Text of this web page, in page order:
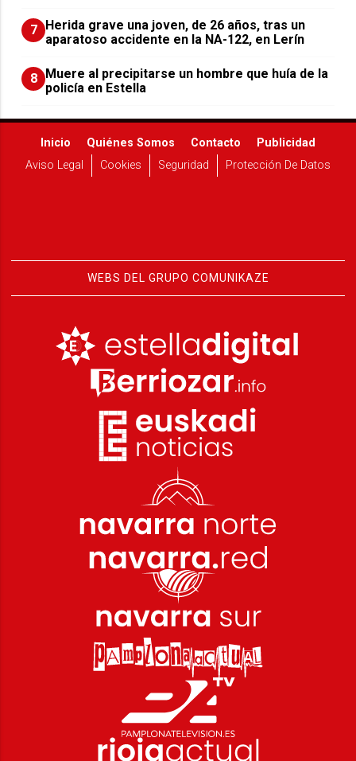
7
Herida grave una joven, de 26 años, tras un
aparatoso accidente en la NA-122, en Lerín
8
Muere al precipitarse un hombre que huía de la
policía en Estella
Inicio Quiénes Somos Contacto
Publicidad
Aviso Legal
Cookies Seguridad Protección De Datos
WEBS DEL GRUPO COMUNIKAZE